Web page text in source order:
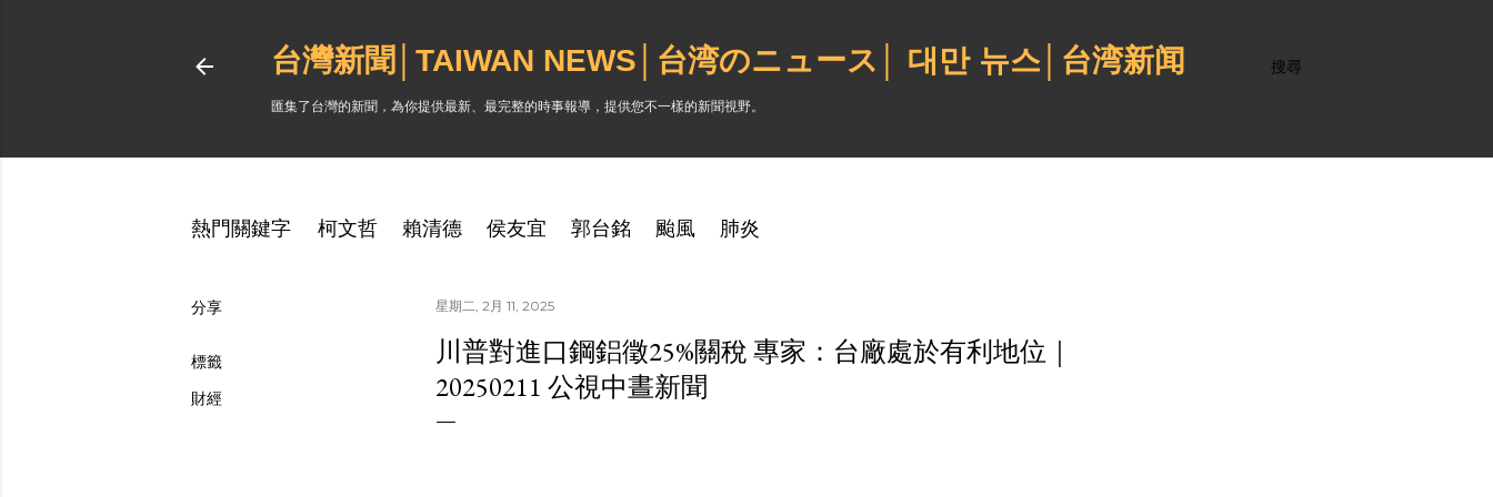
搜尋
台灣新聞│TAIWAN NEWS│台湾のニュース│ 대만 뉴스│台湾新闻
匯集了台灣的新聞，為你提供最新、最完整的時事報導，提供您不一樣的新聞視野。
熱門關鍵字 柯文哲 賴清德 侯友宜 郭台銘 颱風 肺炎
分享
標籤
財經
星期二, 2月 11, 2025
川普對進口鋼鋁徵25%關稅 專家：台廠處於有利地位｜
20250211 公視中晝新聞